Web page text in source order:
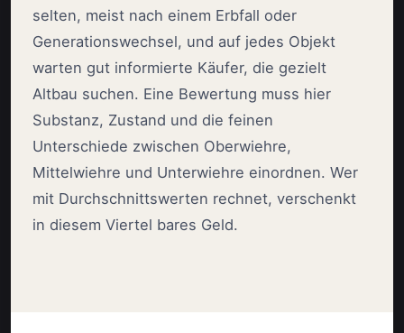
selten, meist nach einem Erbfall oder
Generationswechsel, und auf jedes Objekt
warten gut informierte Käufer, die gezielt
Altbau suchen. Eine Bewertung muss hier
Substanz, Zustand und die feinen
Unterschiede zwischen Oberwiehre,
Mittelwiehre und Unterwiehre einordnen. Wer
mit Durchschnittswerten rechnet, verschenkt
in diesem Viertel bares Geld.